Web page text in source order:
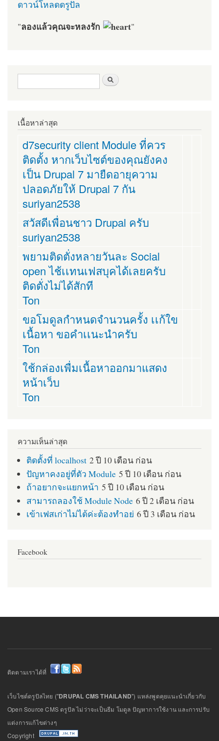
ดาวน์โหลดดรูปัล
"ลองแล้วคุณจะหลงรัก "
ฟอร์มค้นหา
เนื้อหาล่าสุด
d7security client Module ที่ควร
ติดตั้ง หากเว็บไซต์ของคุณยังคง
เป็น Drupal 7 มายืดอายุความ
ปลอดภัยให้ Drupal 7 กัน
suriyan2538
สวัสดีเพื่อนชาว Drupal ครับ
suriyan2538
พยามติดตั่งหลายวันละ Social
open ไช้เเทนเฟสบุคได้เลยครับ
ติดตั่งไม่ได้สักที
Ton
ขอโมดูลกำหนดจำนวนครั้ง เเก้ใข
เนื้อหา ขอคำเเนะนำครับ
Ton
ใช้กล่องเพื่มเนื้อหาออกมาแสดง
หน้าเว็บ
Ton
ความเห็นล่าสุด
ติดตั้งที่ localhost 2 ปี 10 เดือน ก่อน
ปัญหาคงอยู่ที่ตัว Module 5 ปี 10 เดือน ก่อน
ถ้าอยากจะแยกหน้า 5 ปี 10 เดือน ก่อน
สามารถลองใช้ Module Node 6 ปี 2 เดือน ก่อน
เข้าเฟสเก่าไม่ได้ค่ะต้องทำอย่ 6 ปี 3 เดือน ก่อน
Facebook
ติดตามเราได้ที่
เว็บไซต์ดรูปัลไทย ("DRUPAL CMS THAILAND") แหล่งพูดคุยแนะนำเกี่ยวกับ
Open Source CMS ดรูปัล ไม่ว่าจะเป็นธีม โมดูล ปัญหาการใช้งาน และการปรับ
แต่งการแก้ไขต่างๆ
Copyright